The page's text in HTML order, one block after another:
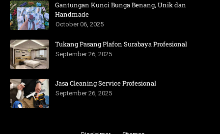
Gantungan Kunci Bunga Benang, Unik dan
Handmade
October 06, 2025
Tukang Pasang Plafon Surabaya Profesional
September 26, 2025
Jasa Cleaning Service Profesional
September 26, 2025